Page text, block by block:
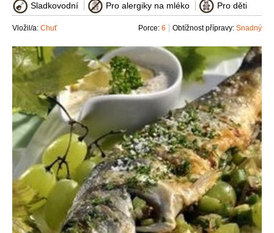
Sladkovodní Pro alergiky na mléko Pro děti
Vložil/a: Chuť Obtížnost přípravy: Snadný
Porce: 6